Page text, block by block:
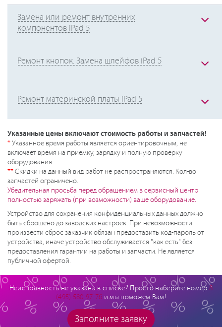
Замена или ремонт внутренних
компонентов iPad 5
Ремонт кнопок. Замена шлейфов iPad 5
Ремонт материнской платы iPad 5
Указанные цены включают стоимость работы и запчастей!
*Указанное время работы является ориентировочным, не
включает время на приемку, зарядку и полную проверку
оборудования.
**Скидки на данный вид работ не распространяются. Кол-во
запчастей ограничено.
Убедительная просьба перед обращением в сервисный центр
полностью заряжать (при возможности) ваше оборудование.
Устройство для сохранения конфиденциальных данных должно
быть сброшено до заводских настроек. При невозможности
произвести сброс заказчик обязан предоставить код-пароль от
устройства, иначе устройство обслуживается "как есть" без
предоставления гарантии на работы и запчасти. Не является
публичной офертой.
Неисправность не указана в списке? Просто наберите номер 8
(495) 580-97-76 и мы поможем Вам!
Заполните заявку